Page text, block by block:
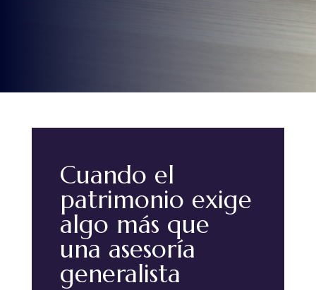
Cuando el
patrimonio exige
algo más que
una asesoría
generalista